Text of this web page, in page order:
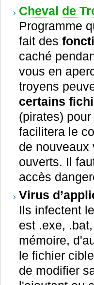
Cheval de
Programme
fait des
caché
vous en
troyens
certains
(pirates)
facilitera le
de nouveaux
ouverts. Il
accès
Virus
Ils infectent
est .exe,
mémoire,
le fichier
de modifier